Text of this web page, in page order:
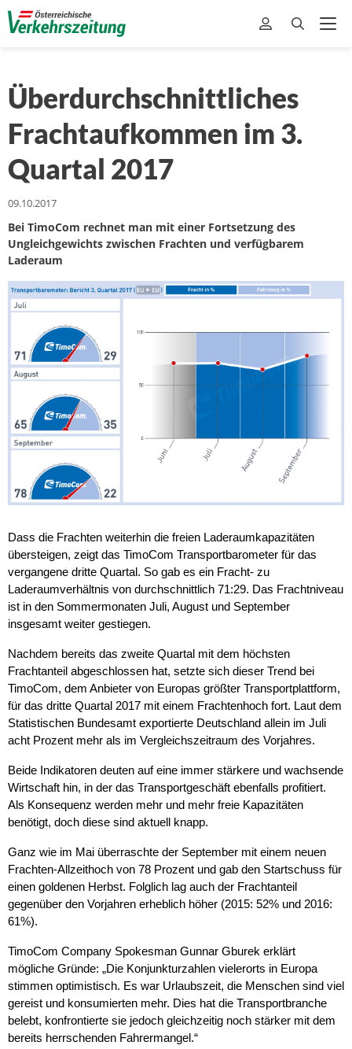
Überdurchschnittliches
Frachtaufkommen im 3.
Quartal 2017
09.10.2017
Bei TimoCom rechnet man mit einer Fortsetzung des
Ungleichgewichts zwischen Frachten und verfügbarem
Laderaum
Dass die Frachten weiterhin die freien Laderaumkapazitäten
übersteigen, zeigt das TimoCom Transportbarometer für das
vergangene dritte Quartal. So gab es ein Fracht- zu
Laderaumverhältnis von durchschnittlich 71:29. Das Frachtniveau
ist in den Sommermonaten Juli, August und September
insgesamt weiter gestiegen.
Nachdem bereits das zweite Quartal mit dem höchsten
Frachtanteil abgeschlossen hat, setzte sich dieser Trend bei
TimoCom, dem Anbieter von Europas größter Transportplattform,
für das dritte Quartal 2017 mit einem Frachtenhoch fort. Laut dem
Statistischen Bundesamt exportierte Deutschland allein im Juli
acht Prozent mehr als im Vergleichszeitraum des Vorjahres.
Beide Indikatoren deuten auf eine immer stärkere und wachsende
Wirtschaft hin, in der das Transportgeschäft ebenfalls profitiert.
Als Konsequenz werden mehr und mehr freie Kapazitäten
benötigt, doch diese sind aktuell knapp.
Ganz wie im Mai überraschte der September mit einem neuen
Frachten-Allzeithoch von 78 Prozent und gab den Startschuss für
einen goldenen Herbst. Folglich lag auch der Frachtanteil
gegenüber den Vorjahren erheblich höher (2015: 52% und 2016:
61%).
TimoCom Company Spokesman Gunnar Gburek erklärt
mögliche Gründe: „Die Konjunkturzahlen vielerorts in Europa
stimmen optimistisch. Es war Urlaubszeit, die Menschen sind viel
gereist und konsumierten mehr. Dies hat die Transportbranche
belebt, konfrontierte sie jedoch gleichzeitig noch stärker mit dem
bereits herrschenden Fahrermangel.“